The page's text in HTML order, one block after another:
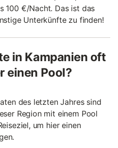
100 €/Nacht. Das ist das
Unterkünfte zu finden!
in Kampanien oft
einen Pool?
des letzten Jahres sind
Region mit einem Pool
um hier einen